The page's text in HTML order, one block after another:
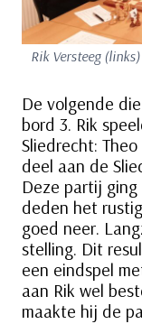
Rik Versteeg
De volgende
bord 3. Rik
Sliedrecht:
deel aan de
Deze partij
deden het
goed neer.
stelling. Dit
een eindspel
aan Rik wel
maakte hij de